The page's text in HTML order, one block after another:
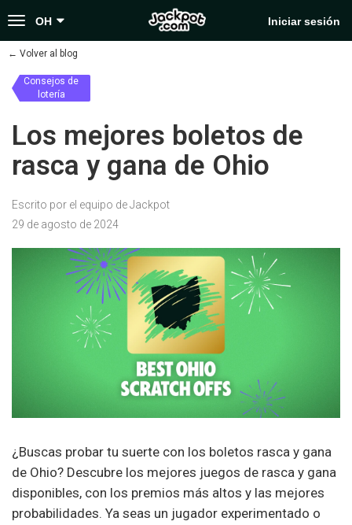
Toggle
navigation
OH Iniciar sesión
← Volver al blog
Consejos de
lotería
Los mejores boletos de
rasca y gana de Ohio
Escrito por el equipo de Jackpot
29 de agosto de 2024
¿Buscas probar tu suerte con los boletos rasca y gana
de Ohio? Descubre los mejores juegos de rasca y gana
disponibles, con los premios más altos y las mejores
probabilidades. Ya seas un jugador experimentado o